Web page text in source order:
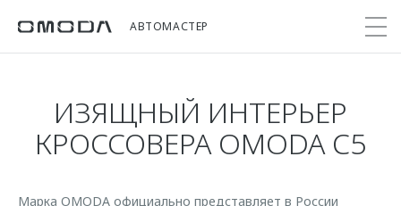
АВТОМАСТЕР
Модели
Покупателям
Владельцам
Мир OMODA
ИЗЯЩНЫЙ ИНТЕРЬЕР
КРОССОВЕРА OMODA С5
Марка OMODA официально представляет в России